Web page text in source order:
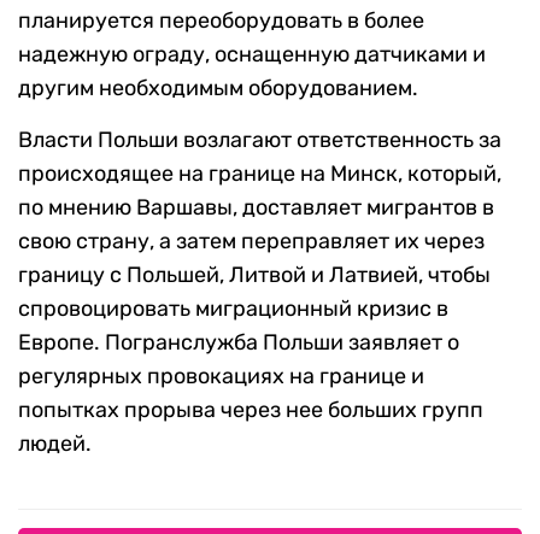
планируется переоборудовать в более
надежную ограду, оснащенную датчиками и
другим необходимым оборудованием.
Власти Польши возлагают ответственность за
происходящее на границе на Минск, который,
по мнению Варшавы, доставляет мигрантов в
свою страну, а затем переправляет их через
границу с Польшей, Литвой и Латвией, чтобы
спровоцировать миграционный кризис в
Европе. Погранслужба Польши заявляет о
регулярных провокациях на границе и
попытках прорыва через нее больших групп
людей.